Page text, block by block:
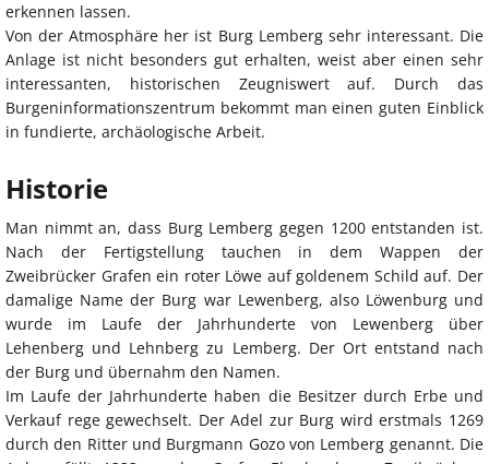
erkennen lassen.
Von der Atmosphäre her ist Burg Lemberg sehr interessant. Die
Anlage ist nicht besonders gut erhalten, weist aber einen sehr
interessanten, historischen Zeugniswert auf. Durch das
Burgeninformationszentrum bekommt man einen guten Einblick
in fundierte, archäologische Arbeit.
Historie
Man nimmt an, dass Burg Lemberg gegen 1200 entstanden ist.
Nach der Fertigstellung tauchen in dem Wappen der
Zweibrücker Grafen ein roter Löwe auf goldenem Schild auf. Der
damalige Name der Burg war Lewenberg, also Löwenburg und
wurde im Laufe der Jahrhunderte von Lewenberg über
Lehenberg und Lehnberg zu Lemberg. Der Ort entstand nach
der Burg und übernahm den Namen.
Im Laufe der Jahrhunderte haben die Besitzer durch Erbe und
Verkauf rege gewechselt. Der Adel zur Burg wird erstmals 1269
durch den Ritter und Burgmann Gozo von Lemberg genannt. Die